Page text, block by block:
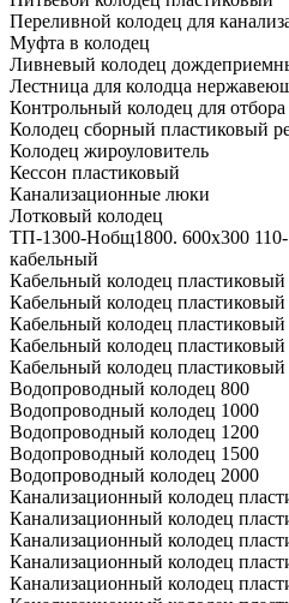
Переливной колодец для
Муфта в колодец
Ливневый колодец
Лестница для колодца
Контрольный колодец для
Колодец сборный пластиковый
Колодец жироуловитель
Кессон пластиковый
Канализационные люки
Лотковый колодец
ТП-1300-Hобщ1800. 600х300
кабельный
Кабельный колодец
Кабельный колодец
Кабельный колодец
Кабельный колодец
Кабельный колодец
Водопроводный колодец 800
Водопроводный колодец 1000
Водопроводный колодец 1200
Водопроводный колодец 1500
Водопроводный колодец 2000
Канализационный колодец
Канализационный колодец
Канализационный колодец
Канализационный колодец
Канализационный колодец